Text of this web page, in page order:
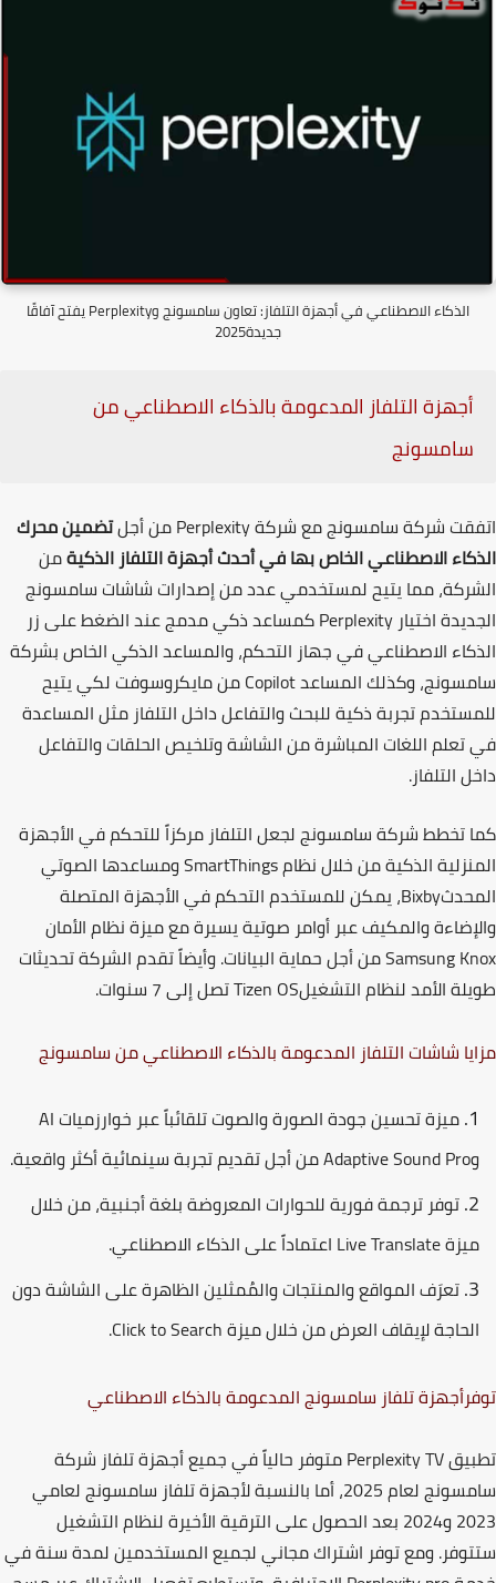
الذكاء الاصطناعي في أجهزة التلفاز: تعاون سامسونج وPerplexity يفتح آفاقًا
جديدة2025
أجهزة التلفاز المدعومة بالذكاء الاصطناعي من
سامسونج
شركة سامسونج مع شركةPerplexityمن أجلتضمين محرك
الاصطناعي الخاص بها في أحدث أجهزة التلفاز الذكيةمن
،مما يتيح لمستخدمي عدد من إصدارات شاشات سامسونج
اختيارPerplexityكمساعد ذكي مدمج عند الضغط على زر
الاصطناعي في جهاز التحكم،والمساعد الذكي الخاص بشركة
،وكذلك المساعدCopilotمن مايكروسوفت لكي يتيح
تجربة ذكية للبحث والتفاعل داخل التلفاز مثل المساعدة
اللغات المباشرة من الشاشة وتلخيص الحلقات والتفاعل
التلفاز.
تخطط شركة سامسونج لجعل التلفاز مركزاً للتحكم في الأجهزة
الذكية من خلال نظامSmartThingsومساعدها الصوتي
Bixby،يمكن للمستخدم التحكم في الأجهزة المتصلة
والمكيف عبر أوامر صوتية يسيرة مع ميزة نظام الأمان
Samsungمن أجل حماية البيانات. وأيضاً تقدم الشركة تحديثات
الأمد لنظام التشغيلTizen OSتصل إلى 7 سنوات.
شاشات التلفاز المدعومة بالذكاء الاصطناعي من سامسونج
ميزة تحسين جودة الصورة والصوت تلقائباً عبر خوارزمياتAI
Adaptive Sound Proمن أجل تقديم تجربة سينمائية أكثر واقعية.
توفر ترجمة فورية للحوارات المعروضة بلغة أجنبية،من خلال
Live Translateاعتماداً على الذكاء الاصطناعي.
تعرَف المواقع والمنتجات والمُمثلين الظاهرة على الشاشة دون
لإيقاف العرض من خلال ميزةClick to Search
.
تلفاز سامسونج المدعومة بالذكاء الاصطناعي
Perplexity TVمتوفر حالياً في جميع أجهزة تلفاز شركة
لعام 2025
،أما بالنسبة لأجهزة تلفاز سامسونج لعامي
بعد الحصول على الترقية الأخيرة لنظام التشغيل
.ومع توفر اشتراك مجاني لجميع المستخدمين لمدة سنة في